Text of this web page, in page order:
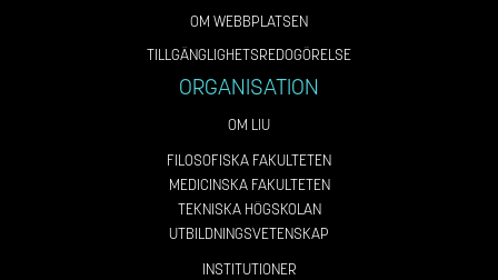
OM WEBBPLATSEN
TILLGÄNGLIGHETSREDOGÖRELSE
ORGANISATION
OM LIU
FILOSOFISKA FAKULTETEN
MEDICINSKA FAKULTETEN
TEKNISKA HÖGSKOLAN
UTBILDNINGSVETENSKAP
INSTITUTIONER